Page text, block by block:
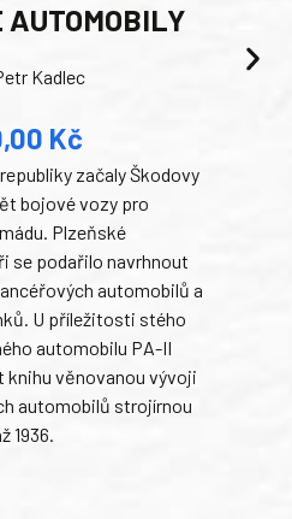
AUTOMOBILY
Kadlec
Kč
začaly Škodovy
bojové vozy pro
Plzeňské
se podařilo navrhnout
automobilů a
U příležitosti stého
automobilu PA-II
knihu věnovanou vývoji
automobilů strojírnou
1936.